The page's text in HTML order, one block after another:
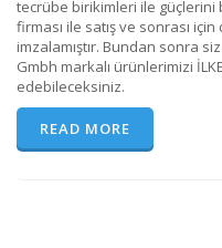
tecrübe birikimleri ile güçlerini
firması ile satış ve sonrası
imzalamıştır. Bundan sonra
Gmbh markalı ürünlerimizi
edebileceksiniz.
READ MORE